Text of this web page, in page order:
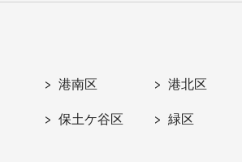
港南区 港北区
保土ケ谷区 緑区